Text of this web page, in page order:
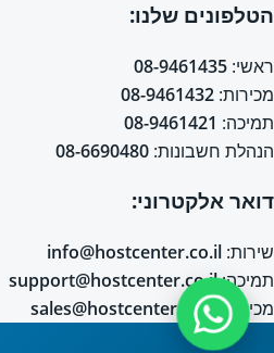
הטלפונים שלנו:
ראשי: 08-9461435
מכירות: 08-9461432
תמיכה: 08-9461421
הנהלת חשבונות: 08-6690480
דואר אלקטרוני:
שירות: info@hostcenter.co.il
תמיכה:support@hostcenter.co.il
מכירות: sales@hostcenter.co.il